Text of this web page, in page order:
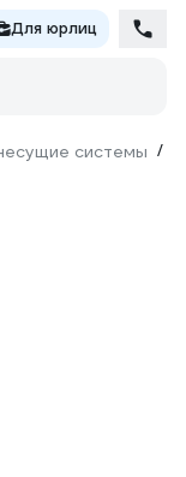
Для юрлиц
системы /